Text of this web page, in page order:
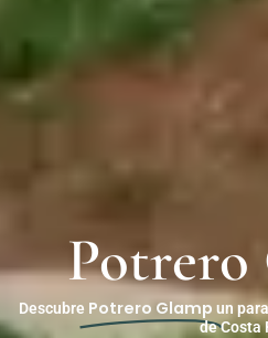
Potrero
Descubre Potrero Glamp un
de Costa